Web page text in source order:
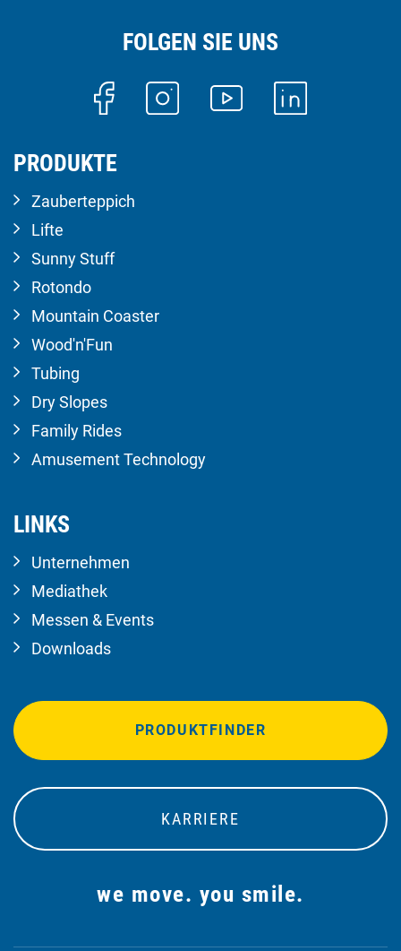
FOLGEN SIE UNS
PRODUKTE
Zauberteppich
Lifte
Sunny Stuff
Rotondo
Mountain Coaster
Wood'n'Fun
Tubing
Dry Slopes
Family Rides
Amusement Technology
LINKS
Unternehmen
Mediathek
Messen & Events
Downloads
PRODUKTFINDER
KARRIERE
we move. you smile.